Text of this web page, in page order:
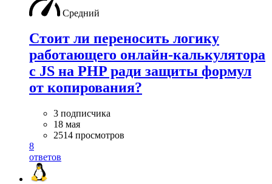
Средний
Стоит ли переносить логику
работающего онлайн-калькулятора
с JS на PHP ради защиты формул
от копирования?
3 подписчика
18 мая
2514 просмотров
8
ответов